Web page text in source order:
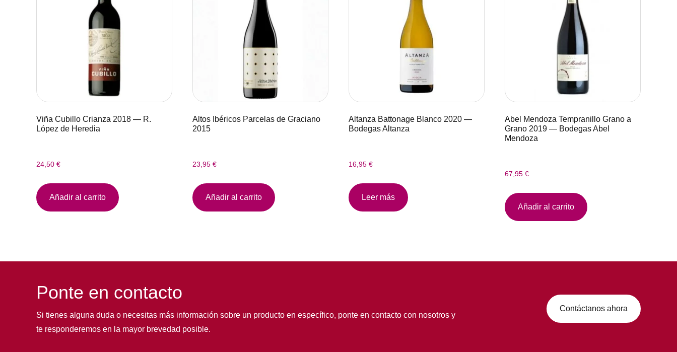
Viña Cubillo Crianza 2018 — R.
López de Heredia
24,50 €
Añadir al carrito
Altos Ibéricos Parcelas de Graciano
2015
23,95 €
Añadir al carrito
Altanza Battonage Blanco 2020 —
Bodegas Altanza
16,95 €
Leer más
Abel Mendoza Tempranillo Grano a
Grano 2019 — Bodegas Abel
Mendoza
67,95 €
Añadir al carrito
Ponte en contacto
Si tienes alguna duda o necesitas más información sobre un producto en específico, ponte en contacto con nosotros y
te responderemos en la mayor brevedad posible.
Contáctanos ahora